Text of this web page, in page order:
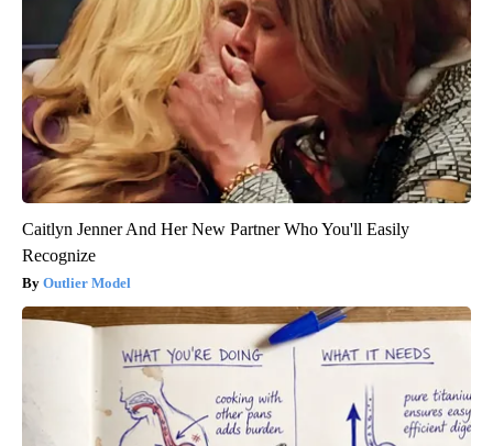
Caitlyn Jenner And Her New Partner Who You'll Easily
Recognize
Outlier Model